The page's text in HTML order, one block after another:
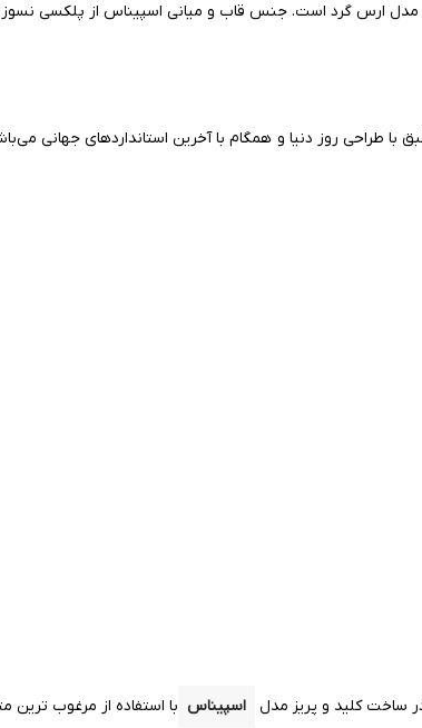
مدل ارس گرد است. جنس قاب و میانی اسپیناس از پلکسی
با طراحی روز دنیا و همگام با آخرین استانداردهای جهانی
ساخت کلید و پریز مدل اسپیناس با استفاده از مرغوب ترین